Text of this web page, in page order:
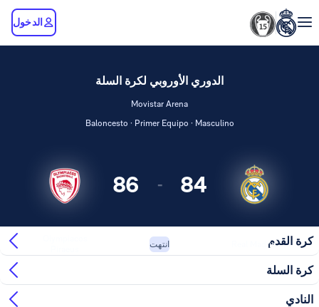
الدخول
الدوري الأوروبي لكرة السلة
Movistar Arena
Baloncesto · Primer Equipo · Masculino
84
-
86
Real Madrid انتهت كرة القدم
كرة السلة
النادي